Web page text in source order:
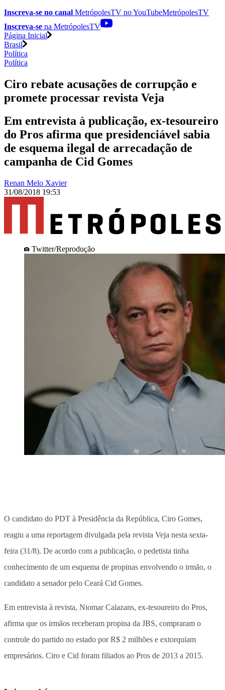
Inscreva-se no canal MetrópolesTV noYouTubeMetrópolesTV
Inscreva-se na MetrópolesTV
Página Inicial
Brasil
Política
Política
Ciro rebate acusações de corrupção e
promete processar revista Veja
Em entrevista à publicação, ex-tesoureiro
do Pros afirma que presidenciável sabia
de esquema ilegal de arrecadação de
campanha de Cid Gomes
Renan Melo Xavier
31/08/2018 19:53
Twitter/Reprodução
O candidato do PDT à Presidência da República, Ciro Gomes,
reagiu a uma reportagem divulgada pela revista Veja nesta sexta-
feira (31/8). De acordo com a publicação, o pedetista tinha
conhecimento de um esquema de propinas envolvendo o irmão, o
candidato a senador pelo Ceará Cid Gomes.
Em entrevista à revista, Niomar Calazans, ex-tesoureiro do Pros,
afirma que os irmãos receberam propina da JBS, compraram o
controle do partido no estado por R$ 2 milhões e extorquiam
empresários. Ciro e Cid foram filiados ao Pros de 2013 a 2015.